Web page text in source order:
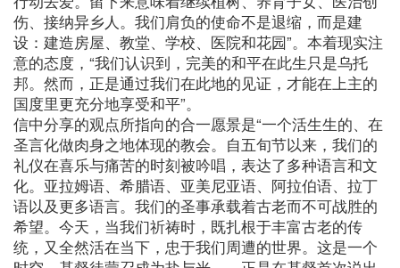
伤、接纳异乡人。我们肩负的使命不是退缩，而是建
设：建造房屋、教堂、学校、医院和花园”。本着现实注
意的态度，“我们认识到，完美的和平在此生只是乌托
邦。然而，正是通过我们在此地的见证，才能在上主的
国度里更充分地享受和平”。
信中分享的观点所指向的合一愿景是“一个活生生的、在
圣言化做肉身之地体现的教会。自五旬节以来，我们的
礼仪在喜乐与痛苦的时刻被吟唱，表达了多种语言和文
化。亚拉姆语、希腊语、亚美尼亚语、阿拉伯语、拉丁
语以及更多语言。我们的圣事承载着古老而不可战胜的
希望。今天，当我们祈祷时，既扎根于丰富古老的传
统，又全然活在当下，忠于我们周遭的世界。这是一个